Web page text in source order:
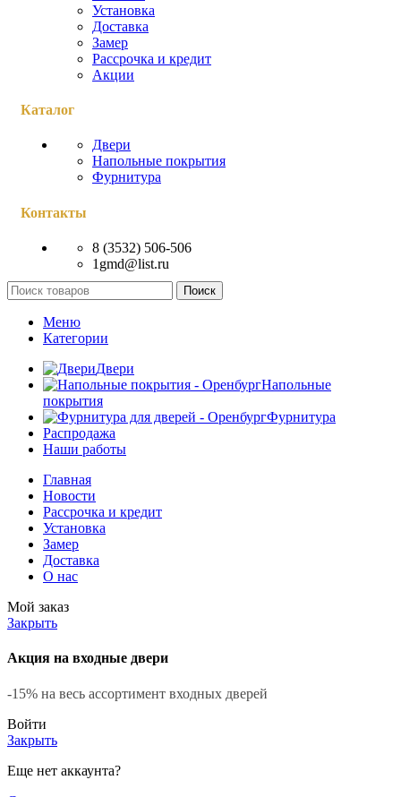
Установка
Доставка
Замер
Рассрочка и кредит
Акции
Каталог
Двери
Напольные покрытия
Фурнитура
Контакты
8 (3532) 506-506
1gmd@list.ru
Поиск
Меню
Категории
Двери
Напольные
покрытия
Фурнитура
Распродажа
Наши работы
Главная
Новости
Рассрочка и кредит
Установка
Замер
Доставка
О нас
Мой заказ
Закрыть
Акция на входные двери
-15% на весь ассортимент входных дверей
Войти
Закрыть
Еще нет аккаунта?